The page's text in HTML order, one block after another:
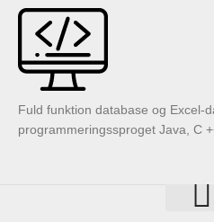
Fuld funktion database og Excel-
programmeringssproget Java, C